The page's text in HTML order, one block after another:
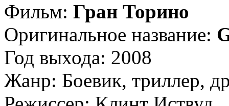
Фильм: Гран Торино
Оригинальное название:
Год выхода: 2008
Жанр: Боевик, триллер,